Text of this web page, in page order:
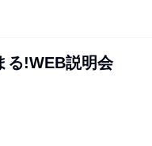
る!WEB説明会